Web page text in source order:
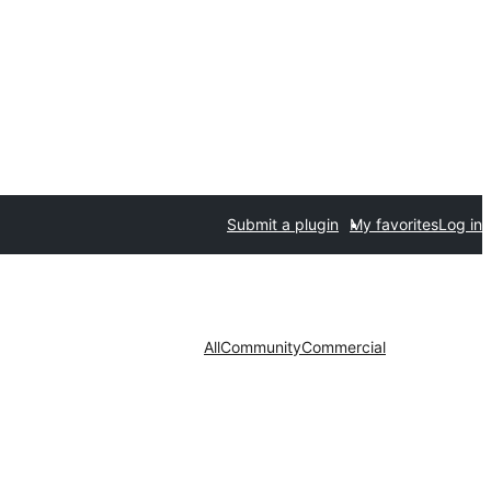
Submit a plugin My favoritesLog in
AllCommunityCommercial